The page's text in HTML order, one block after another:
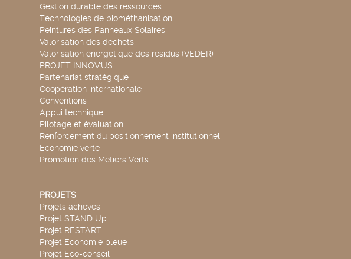
Gestion durable des ressources
Technologies de biométhanisation
Peintures des Panneaux Solaires
Valorisation des déchets
Valorisation énergétique des résidus (VEDER)
PROJET INNOV'US
Partenariat stratégique
Coopération internationale
Conventions
Appui technique
Pilotage et évaluation
Renforcement du positionnement institutionnel
Economie verte
Promotion des Métiers Verts
PROJETS
Projets achevés
Projet STAND Up
Projet RESTART
Projet Economie bleue
Projet Eco-conseil